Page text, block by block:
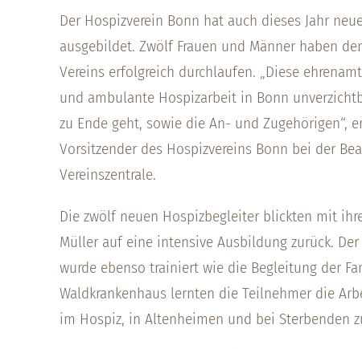
Der Hospizverein Bonn hat auch dieses Jahr
ausgebildet. Zwölf Frauen und Männer haben
Vereins erfolgreich durchlaufen. „Diese
und ambulante Hospizarbeit in Bonn
zu Ende geht, sowie die An- und Zugehörigen“,
Vorsitzender des Hospizvereins Bonn bei der
Vereinszentrale.
Die zwölf neuen Hospizbegleiter blickten mit
Müller auf eine intensive Ausbildung zurück.
wurde ebenso trainiert wie die Begleitung der
Waldkrankenhaus lernten die Teilnehmer die
im Hospiz, in Altenheimen und bei Sterbenden